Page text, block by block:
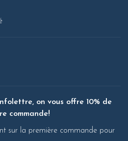
on vous offre 10% de
commande!
sur la première commande pour